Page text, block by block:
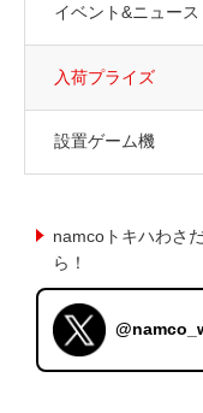
イベント&ニュース
入荷プライズ
設置ゲーム機
namcoトキハわさ
ら！